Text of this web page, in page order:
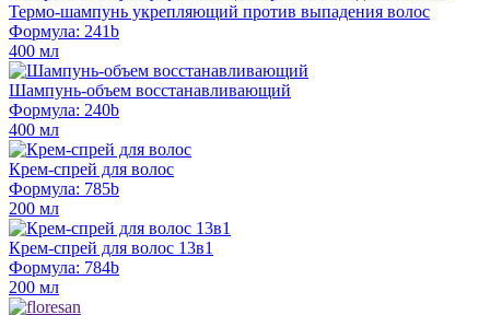
Термо-шампунь укрепляющий против выпадения волос
Формула: 241b
400 мл
Шампунь-объем восстанавливающий
Формула: 240b
400 мл
Крем-спрей для волос
Формула: 785b
200 мл
Крем-спрей для волос 13в1
Формула: 784b
200 мл